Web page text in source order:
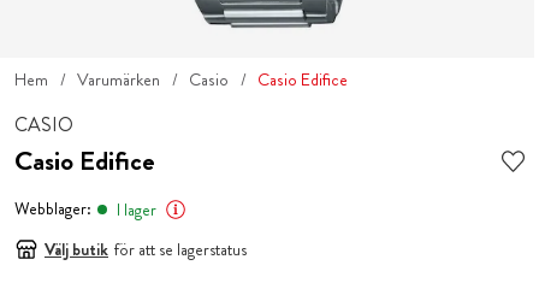
Hem Varumärken Casio Casio Edifice
CASIO
Casio Edifice
Webblager:
I lager
Välj butik för att se lagerstatus